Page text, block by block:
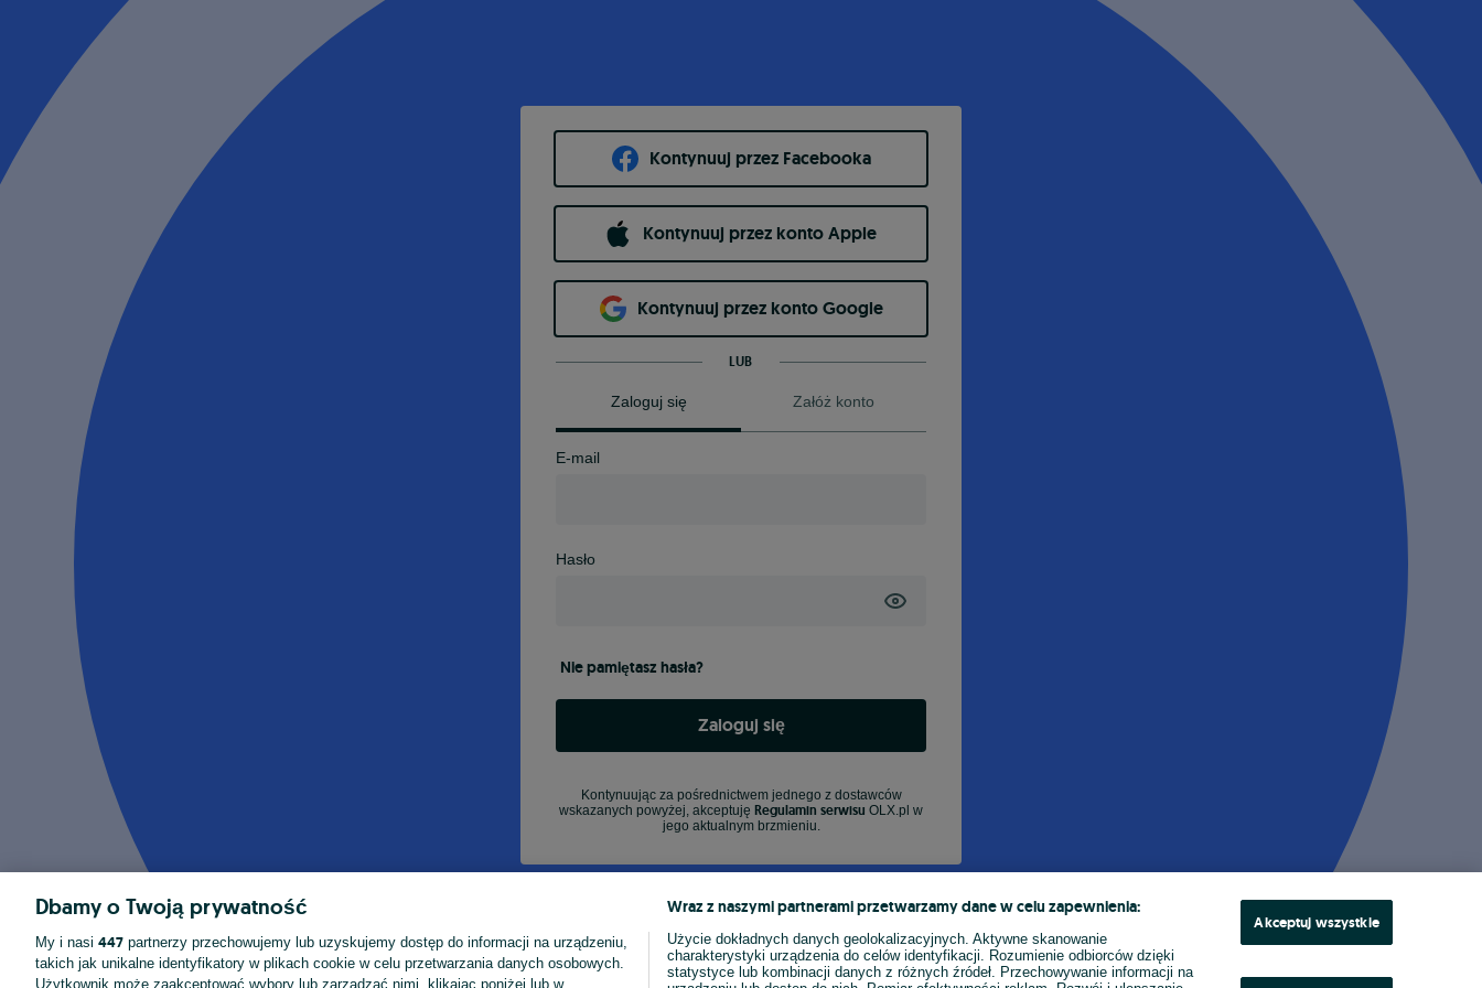
Kontynuuj przez Facebooka
Kontynuuj przez konto Apple
Kontynuuj przez konto Google
LUB
Zaloguj się Załóż konto
E-mail
Hasło
Nie pamiętasz hasła?
Zaloguj się
Kontynuując za pośrednictwem jednego z dostawców
wskazanych powyżej, akceptuję Regulamin serwisu OLX.pl w
jego aktualnym brzmieniu.
Dbamy o Twoją prywatność
My i nasi 447 partnerzy przechowujemy lub uzyskujemy dostęp do informacji na urządzeniu,
takich jak unikalne identyfikatory w plikach cookie w celu przetwarzania danych osobowych.
Użytkownik może zaakceptować wybory lub zarządzać nimi, klikając poniżej lub w
Wraz z naszymi partnerami przetwarzamy dane w celu zapewnienia:
Użycie dokładnych danych geolokalizacyjnych. Aktywne skanowanie
charakterystyki urządzenia do celów identyfikacji. Rozumienie odbiorców dzięki
statystyce lub kombinacji danych z różnych źródeł. Przechowywanie informacji na
Akceptuj wszystkie